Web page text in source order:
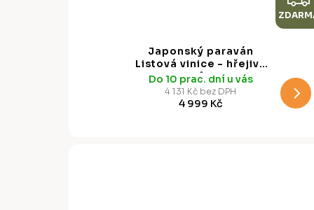
Japonský paraván
Listová vinice - hřejivá
kresba listů, 225 x 172
cm
Do 10 prac. dní u vás
4 131 Kč bez DPH
4 999 Kč